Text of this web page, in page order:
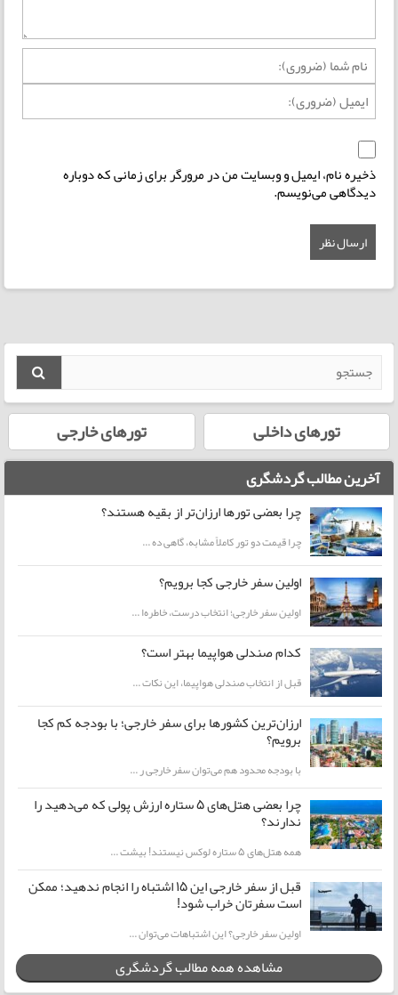
ذخیره نام، ایمیل و وبسایت من در مرورگر برای زمانی که دوباره
دیدگاهی می‌نویسم.
تورهای داخلی تورهای خارجی
آخرین مطالب گردشگری
چرا بعضی تورها ارزان‌تر از بقیه هستند؟
چرا قیمت دو تور کاملاً مشابه، گاهی ده ...
اولین سفر خارجی کجا برویم؟
اولین سفر خارجی؛ انتخاب درست، خاطره‌ا ...
کدام صندلی هواپیما بهتر است؟
قبل از انتخاب صندلی هواپیما، این نکات ...
ارزان‌ترین کشورها برای سفر خارجی؛ با بودجه کم کجا
برویم؟
با بودجه محدود هم می‌توان سفر خارجی ر ...
چرا بعضی هتل‌های ۵ ستاره ارزش پولی که می‌دهید را
ندارند؟
همه هتل‌های ۵ ستاره لوکس نیستند! بیشت ...
قبل از سفر خارجی این ۱۵ اشتباه را انجام ندهید؛ ممکن
است سفرتان خراب شود!
اولین سفر خارجی؟ این اشتباهات می‌توان ...
مشاهده همه مطالب گردشگری